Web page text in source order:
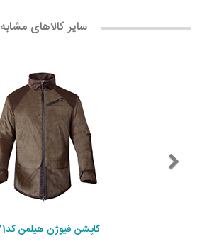
سایر کالاهای مشابه
کاپشن فیوژن هیلمن کد1071